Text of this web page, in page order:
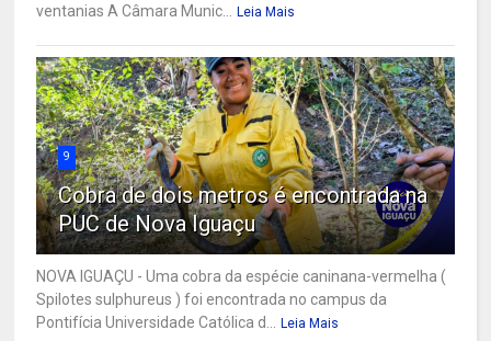
ventanias A Câmara Munic...
Leia Mais
9
Cobra de dois metros é encontrada na
PUC de Nova Iguaçu
NOVA IGUAÇU - Uma cobra da espécie caninana-vermelha (
Spilotes sulphureus ) foi encontrada no campus da
Pontifícia Universidade Católica d...
Leia Mais